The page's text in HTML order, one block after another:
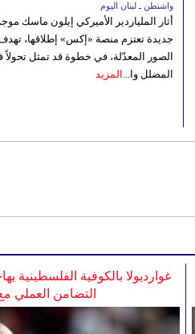
واشنطن ـ لبنان اليوم
أثار الملياردير الأميركي إيلون ماسك
جديدة تعتزم منصة «إكس» إطلاقها،
الصور المعدّلة، في خطوة قد تمثل
المضلل وا... المزيد
غوارديولا بالكوفية الفلسطينية
التضامن العملي